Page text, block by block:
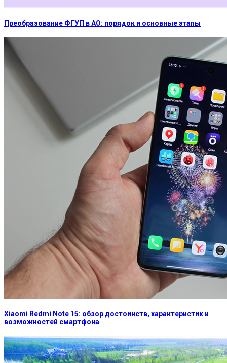
Преобразование ФГУП в АО: порядок и основные этапы
Xiaomi Redmi Note 15: обзор достоинств, характеристик и
возможностей смартфона